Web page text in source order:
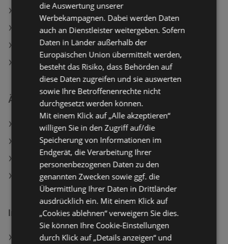
Aktuelle MediaMarkt Flugblätter
Aktuelle RED ZAC Flugblätter
Aktuelle simpli.at Flugblätter
Aktuelle EXPERT Flugblätter
Ähnliche Händler
MediaMarkt Angebote
RED ZAC Angebote
EXPERT Angebote
simpli.at Angebote
Interessantes auf wogibtswas.at
Apotheke in Leopoldsdorf im Marchfelde
die Auswertung unserer
Werbekampagnen. Dabei werden Daten
auch an Dienstleister weitergeben. Sofern
Daten in Länder außerhalb der
Europäischen Union übermittelt werden,
besteht das Risiko, dass Behörden auf
diese Daten zugreifen und sie auswerten
sowie Ihre Betroffenenrechte nicht
durchgesetzt werden können.
Mit einem Klick auf „Alle akzeptieren“
willigen Sie in den Zugriff auf/die
Speicherung von Informationen im
Endgerät, die Verarbeitung Ihrer
personenbezogenen Daten zu den
genannten Zwecken sowie ggf. die
Übermittlung Ihrer Daten in Drittländer
ausdrücklich ein. Mit einem Klick auf
„Cookies ablehnen“ verweigern Sie dies.
Sie können Ihre Cookie-Einstellungen
durch Klick auf „Details anzeigen“ und